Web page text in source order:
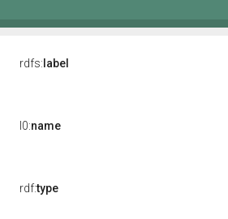
rdfs: label
l0:name
rdf:type